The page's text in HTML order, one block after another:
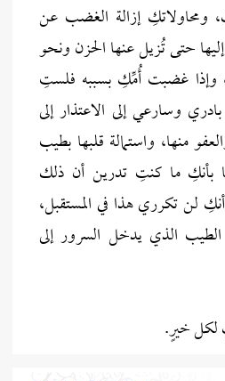
ومحاولاتكِ إزالة الغضب عن
حتى تُزيل عنها الحزن ونحو
وإذا غضبت أُمِّكِ بسببه فلستِ
وسارعي إلى الاعتذار إلى
منها، واستمالة قلبها بطيب
بأنكِ ما كنتِ تدرين أن ذلك
لن تكرري هذا في المستقبل،
الذي يدخل السرور إلى
لكل خيرٍ.